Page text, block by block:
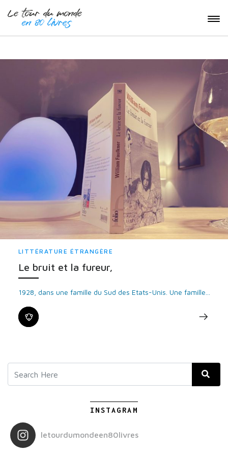
LITTÉRATURE ÉTRANGÈRE
Le bruit et la fureur,
1928, dans une famille du Sud des Etats-Unis. Une famille...
INSTAGRAM
letourdumondeen80livres